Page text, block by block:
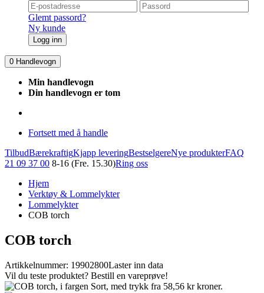
Glemt passord?
Ny kunde
Logg inn
0 Handlevogn
Min handlevogn
Din handlevogn er tom
Fortsett med å handle
TilbudBærekraftigKjapp leveringBestselgereNye produkterFAQ
21 09 37 00 8-16 (Fre. 15.30)Ring oss
Hjem
Verktøy & Lommelykter
Lommelykter
COB torch
COB torch
Artikkelnummer: 19902800Laster inn data
Vil du teste produktet? Bestill en vareprøve!